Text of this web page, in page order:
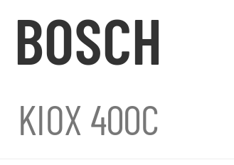
BOSCH
KIOX 400C